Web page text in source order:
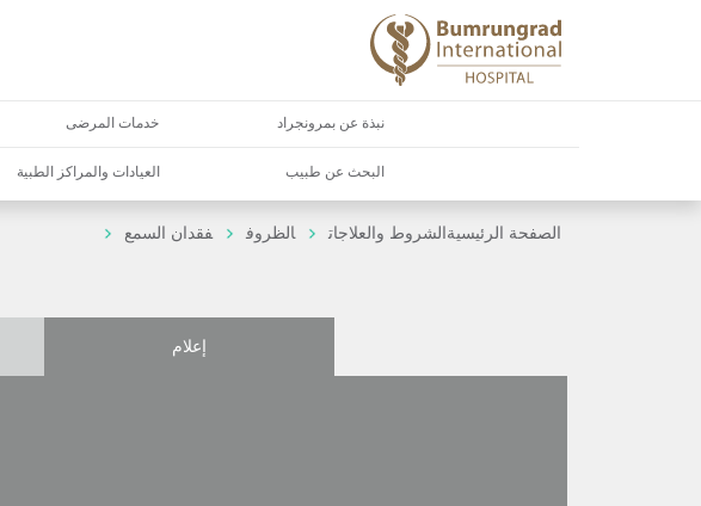
نبذة عن بمرونجراد خدمات المرضى
البحث عن طبيب العيادات والمراكز الطبية
الصفحة الرئيسية الشروط والعلاجات الظروف فقدان السمع
إعلام